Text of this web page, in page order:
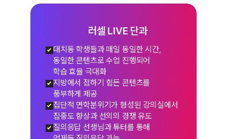
러셀 LIVE 단과
# 대치동 학생들과 매일 동일한 시간,
동일한 콘텐츠로 수업 진행되어
학습 효율 극대화
# 지방에서 접하기 힘든 콘텐츠를
풍부하게 제공
# 집단적 면학분위기가 형성된 강의실에서
집중도 향상과 선의의 경쟁 유도
# 질의응답 선생님과 튜터를 통해